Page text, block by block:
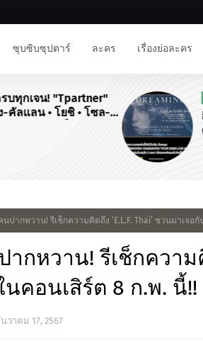
ซุบซิบซุปตาร์ ละคร เรื่องย่อละคร
บทุกเจน! "Tpartner"
คัลแลน • โยชิ • โซล-
นปากหวาน! รีเช็กความคิดถึง ‘E.L.F. Thai’ ชวนมาเจอ
ากหวาน! รีเช็กความคิ
คอนเสิร์ต 8 ก.พ. นี้!!
วาคม 17, 2567